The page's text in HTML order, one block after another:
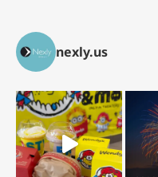
nexly.us